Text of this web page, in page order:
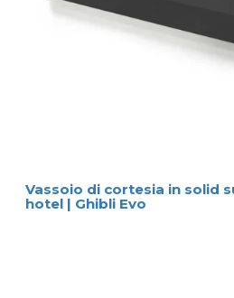
Vassoio di cortesia in solid
hotel | Ghibli Evo